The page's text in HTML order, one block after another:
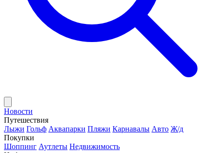
Новости
Путешествия
Лыжи Гольф Аквапарки Пляжи Карнавалы Авто Ж/д
Покупки
Шоппинг Аутлеты Недвижимость